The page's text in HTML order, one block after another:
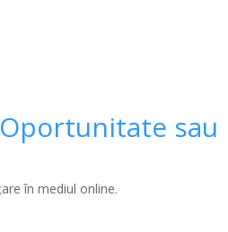
sau
în mediul online.